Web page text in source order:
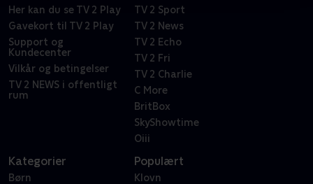
Her kan du se TV 2 Play
Gavekort til TV 2 Play
Support og
Kundecenter
Vilkår og betingelser
TV 2 NEWS i offentligt
rum
TV 2 Sport
TV 2 News
TV 2 Echo
TV 2 Fri
TV 2 Charlie
C More
BritBox
SkyShowtime
Oiii
Kategorier
Børn
Populært
Klovn